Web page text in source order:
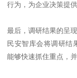
行为，为企业决策提供
最后，调研结果的呈
民安智库会将调研结
能够快速抓住重点，